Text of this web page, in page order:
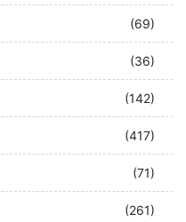
(69)
(36)
(142)
(417)
(71)
(261)